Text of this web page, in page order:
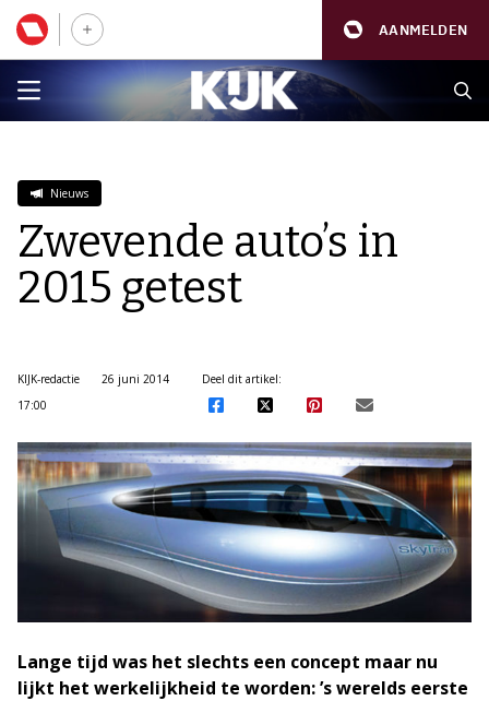
AANMELDEN
Nieuws
Zwevende auto’s in
2015 getest
KIJK-redactie
26 juni 2014
17:00
Deel dit artikel:
Lange tijd was het slechts een concept maar nu
lijkt het werkelijkheid te worden: ’s werelds eerste